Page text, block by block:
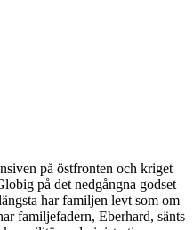
på östfronten och kriget
på det nedgångna godset
har familjen levt som om
familjefadern, Eberhard, sänts